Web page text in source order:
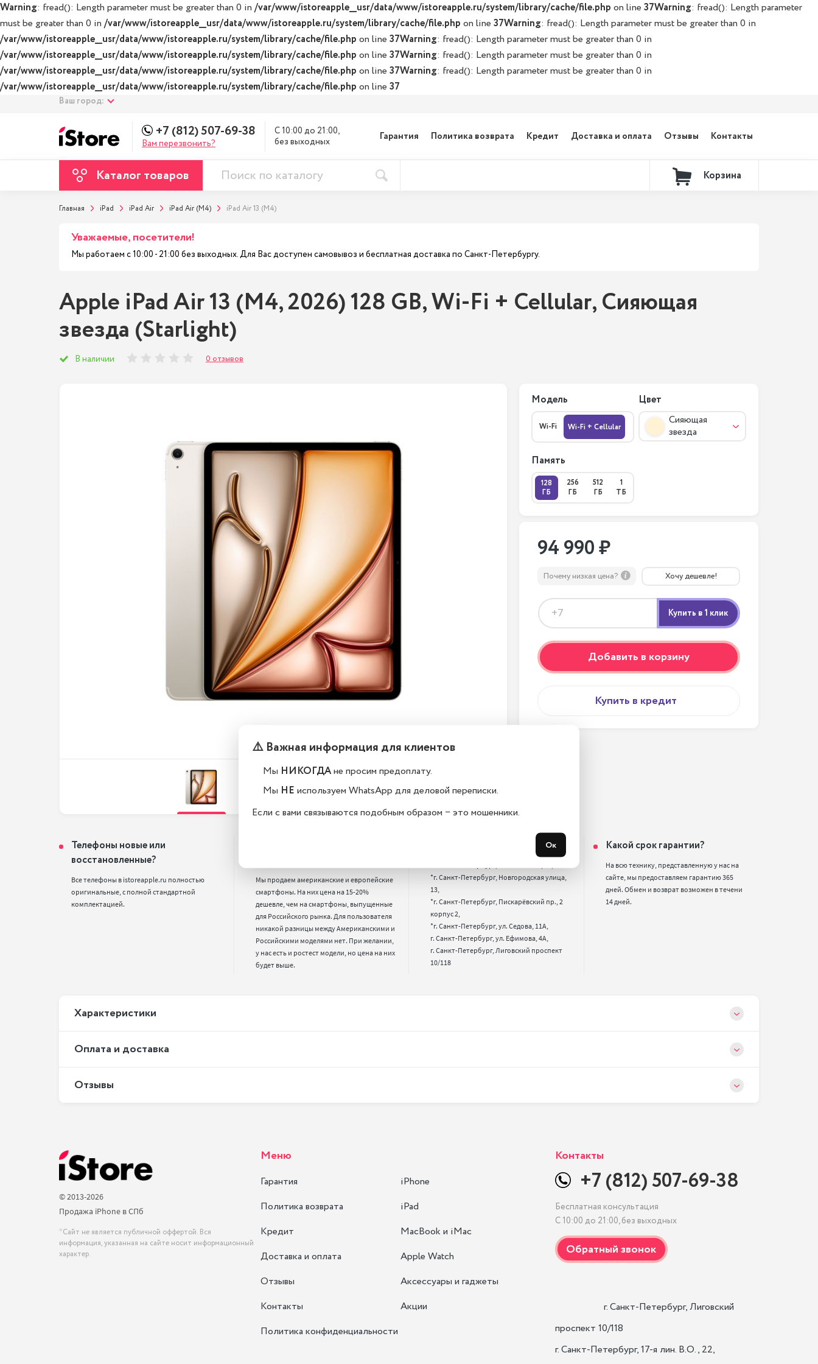
Warning: fread(): Length parameter must be greater than 0 in /var/www/istoreapple__usr/data/www/istoreapple.ru/system/library/cache/file.php on line 37Warning: fread(): Length parameter
must be greater than 0 in /var/www/istoreapple__usr/data/www/istoreapple.ru/system/library/cache/file.php on line 37Warning: fread(): Length parameter must be greater than 0 in
/var/www/istoreapple__usr/data/www/istoreapple.ru/system/library/cache/file.php on line 37Warning: fread(): Length parameter must be greater than 0 in
/var/www/istoreapple__usr/data/www/istoreapple.ru/system/library/cache/file.php on line 37Warning: fread(): Length parameter must be greater than 0 in
/var/www/istoreapple__usr/data/www/istoreapple.ru/system/library/cache/file.php on line 37Warning: fread(): Length parameter must be greater than 0 in
/var/www/istoreapple__usr/data/www/istoreapple.ru/system/library/cache/file.php on line 37
Ваш город:
+7 (812) 507-69-38
Вам перезвонить?
С 10:00 до 21:00,
без выходных
Гарантия Политика возврата Кредит Доставка и оплата Отзывы Контакты
Каталог товаров Корзина
Главная iPad iPad Air iPad Air (M4) iPad Air 13 (M4)
Уважаемые, посетители!
Мы работаем с 10:00 - 21:00 без выходных. Для Вас доступен самовывоз и бесплатная доставка по Санкт-Петербургу.
Apple iPad Air 13 (M4, 2026) 128 GB, Wi-Fi + Cellular, Сияющая
звезда (Starlight)
В наличии 0 отзывов
Модель
Wi-Fi Wi-Fi + Cellular
Цвет
Сияющая
звезда
Память
128
ГБ
256
ГБ
512
ГБ
1
ТБ
94 990 ₽
Почему низкая цена? Хочу дешевле!
Добавить в корзину
Купить в кредит
Телефоны новые или
восстановленные?
Все телефоны в istoreapple.ru полностью
оригинальные, с полной стандартной
комплектацией.
Мы продаем американские и европейские
смартфоны. На них цена на 15-20%
дешевле, чем на смартфоны, выпущенные
для Российского рынка. Для пользователя
никакой разницы между Американскими и
Российскими моделями нет. При желании,
у нас есть и ростест модели, но цена на них
будет выше.
Где находится Ваш магазин?
*г. Санкт-Петербург, Новгородская улица,
13,
*г. Санкт-Петербург, Пискарёвский пр., 2
корпус 2,
*г. Санкт-Петербург, ул. Седова, 11А,
г. Санкт-Петербург, ул. Ефимова, 4А,
г. Санкт-Петербург, Лиговский проспект
10/118
Какой срок гарантии?
На всю технику, представленную у нас на
сайте, мы предоставляем гарантию 365
дней. Обмен и возврат возможен в течени
14 дней.
Xарактеристики
Оплата и доставка
Отзывы
© 2013-2026
Продажа iPhone в СПб
*Сайт не является публичной оффертой. Вся
информация, указанная на сайте носит информационный
характер.
Меню
Гарантия
Политика возврата
Кредит
Доставка и оплата
Отзывы
Контакты
Политика конфиденциальности
iPhone
iPad
MacBook и iMac
Apple Watch
Аксессуары и гаджеты
Акции
Контакты
+7 (812) 507-69-38
Бесплатная консультация
С 10:00 до 21:00, без выходных
проспект 10/118
г. Санкт-Петербург, 17-я лин. B.O., 22,
⚠️ Важная информация для клиентов
Мы НИКОГДАне просим предоплату.
Мы НЕ используем WhatsApp для деловой переписки.
Если с вами связываются подобным образом − это мошенники.
Ок